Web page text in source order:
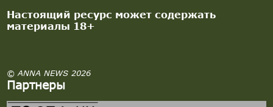
Настоящий ресурс может содержать
материалы 18+
© ANNA NEWS 2026
Партнеры